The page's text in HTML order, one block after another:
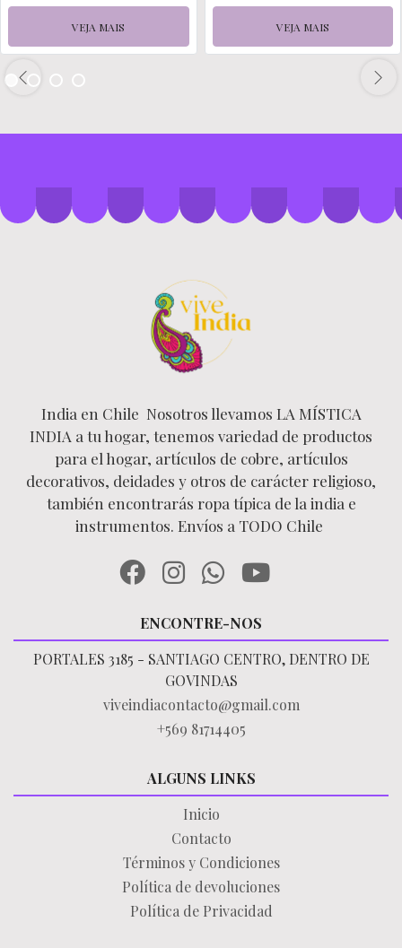
VEJA MAIS VEJA MAIS
India en Chile Nosotros llevamos LA MÍSTICA
INDIA a tu hogar, tenemos variedad de productos
para el hogar, artículos de cobre, artículos
decorativos, deidades y otros de carácter religioso,
también encontrarás ropa típica de la india e
instrumentos. Envíos a TODO Chile
ENCONTRE-NOS
PORTALES 3185 - SANTIAGO CENTRO, DENTRO DE
GOVINDAS
viveindiacontacto@gmail.com
+569 81714405
ALGUNS LINKS
Inicio
Contacto
Términos y Condiciones
Política de devoluciones
Política de Privacidad